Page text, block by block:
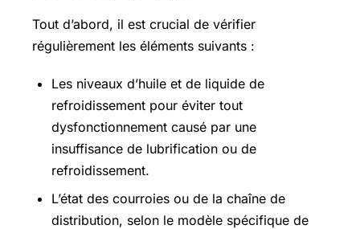
Tout d’abord, il est crucial de vérifier
régulièrement les éléments suivants :
Les niveaux d’huile et de liquide de
refroidissement pour éviter tout
dysfonctionnement causé par une
insuffisance de lubrification ou de
refroidissement.
L’état des courroies ou de la chaîne de
distribution, selon le modèle spécifique de